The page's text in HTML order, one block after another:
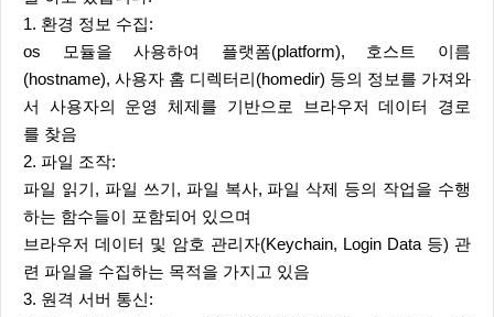
1. 환경 정보 수집:
os 모듈을 사용하여 플랫폼(platform), 호스트 이름
(hostname), 사용자 홈 디렉터리(homedir) 등의 정보를 가져와
서 사용자의 운영 체제를 기반으로 브라우저 데이터 경로
를 찾음
2. 파일 조작:
파일 읽기, 파일 쓰기, 파일 복사, 파일 삭제 등의 작업을 수행
하는 함수들이 포함되어 있으며
브라우저 데이터 및 암호 관리자(Keychain, Login Data 등) 관
련 파일을 수집하는 목적을 가지고 있음
3. 원격 서버 통신: